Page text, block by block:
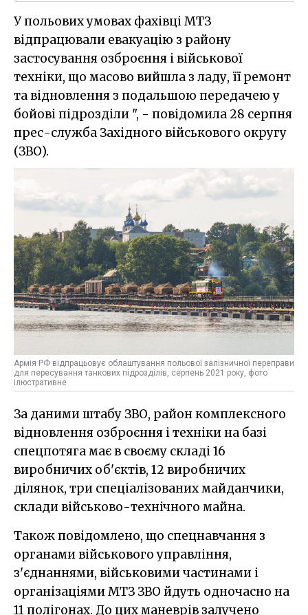
У польових умовах фахівці МТЗ
відпрацювали евакуацію з району
застосування озброєння і військової
техніки, що масово вийшла з ладу, її ремонт
та відновлення з подальшою передачею у
бойові підрозділи ", - повідомила 28 серпня
прес-служба Західного військового округу
(ЗВО).
Армія РФ відпрацьовує облаштування польової залізничної переправи
для пересування танкових підрозділів, серпень 2021 року, фото
ілюстративне
За даними штабу ЗВО, район комплексного
відновлення озброєння і техніки на базі
спецпотяга має в своєму складі 16
виробничих об'єктів, 12 виробничих
ділянок, три спеціалізованих майданчики,
склади військово-технічного майна.
Також повідомлено, що спецнавчання з
органами військового управління,
з'єднаннями, військовими частинами і
організаціями МТЗ ЗВО йдуть одночасно на
11 полігонах. До цих маневрів залучено